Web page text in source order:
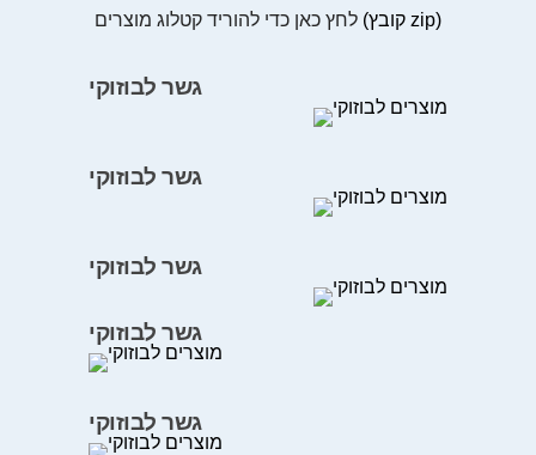
לחץ כאן כדי להוריד קטלוג מוצרים
(קובץ zip)
גשר לבוזוקי
גשר לבוזוקי
גשר לבוזוקי
גשר לבוזוקי
גשר לבוזוקי